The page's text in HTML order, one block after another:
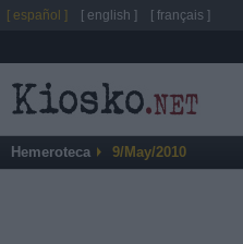
Hemeroteca 9/May/2010
[ español ] [ english ] [ français ]